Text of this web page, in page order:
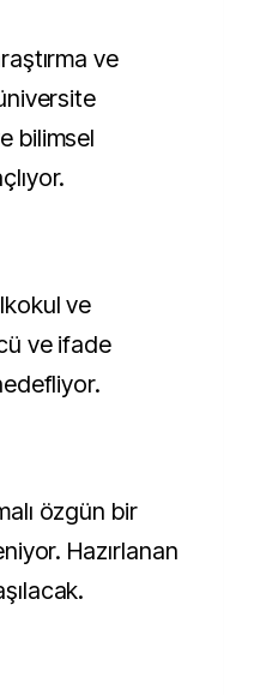
ve
bilimsel
ve
ve ifade
özgün bir
Hazırlanan